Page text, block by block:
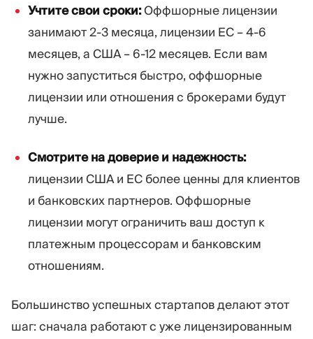
Учтите свои сроки:Оффшорные лицензии
занимают 2-3 месяца, лицензии ЕС – 4-6
месяцев, а США – 6-12 месяцев. Если вам
нужно запуститься быстро, оффшорные
лицензии или отношения с брокерами будут
лучше.
Смотрите на доверие и надежность:
лицензии США и ЕС более ценны для клиентов
и банковских партнеров. Оффшорные
лицензии могут ограничить ваш доступ к
платежным процессорам и банковским
отношениям.
Большинство успешных стартапов делают этот
шаг: сначала работают с уже лицензированным